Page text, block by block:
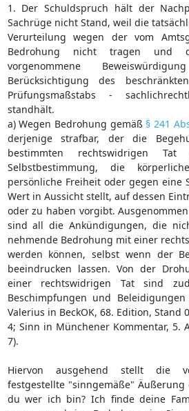
1. Der Schuldspruch hält der
Sachrüge nicht Stand, weil die
Verurteilung wegen der vom
Bedrohung nicht tragen und
vorgenommene
Berücksichtigung des
Prüfungsmaßstabs -
standhält.
a) Wegen Bedrohung gemäß § 241
derjenige strafbar, der die
bestimmten rechtswidrigen
Selbstbestimmung, die
persönliche Freiheit oder gegen eine
Wert in Aussicht stellt, auf dessen
oder zu haben vorgibt.
sind all die Ankündigungen, die
nehmende Bedrohung mit einer
werden können, selbst wenn der
beeindrucken lassen. Von der
einer rechtswidrigen Tat sind
Beschimpfungen und
Valerius in BeckOK, 68. Edition, Stand
4; Sinn in Münchener Kommentar, 5.
7).
Hiervon ausgehend stellt die
festgestellte "sinngemäße"
du wer ich bin? Ich finde deine